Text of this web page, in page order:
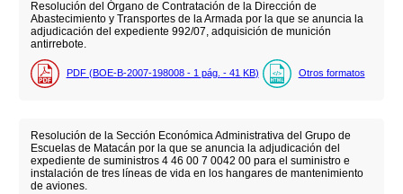
Resolución del Órgano de Contratación de la Dirección de
Abastecimiento y Transportes de la Armada por la que se anuncia la
adjudicación del expediente 992/07, adquisición de munición
antirrebote.
PDF (BOE-B-2007-198008 - 1 pág. - 41 KB) Otros formatos
Resolución de la Sección Económica Administrativa del Grupo de
Escuelas de Matacán por la que se anuncia la adjudicación del
expediente de suministros 4 46 00 7 0042 00 para el suministro e
instalación de tres líneas de vida en los hangares de mantenimiento
de aviones.